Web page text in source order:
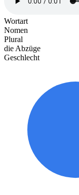
Wortart
Nomen
Plural
die Abzüge
Geschlecht